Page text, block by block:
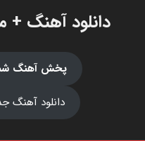
دانلود آهنگ +
پخش آهنگ
دانلود آهنگ